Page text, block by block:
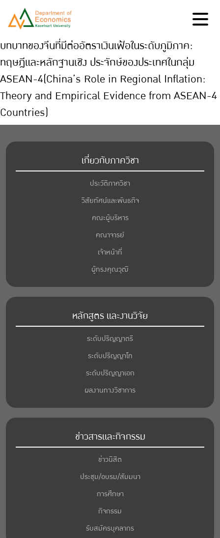
บทบาทของจีนที่มีต่ออัตราเงินเฟ้อในระดับภูมิภาค:
ทฤษฎีและหลักฐานเชิง ประจักษ์ของประเทศในกลุ่ม
ASEAN-4(China’s Role in Regional Inflation:
Theory and Empirical Evidence from ASEAN-4
Countries)
เกี่ยวกับภาควิชา
ประวัติภาควิชา
วิสัยทัศน์และพันธกิจ
คณะผู้บริหาร
คณาจารย์
เจ้าหน้าที่
ผู้ทรงคุณวุฒิ
หลักสูตร และงานวิจัย
ระดับปริญญาตรี
ระดับปริญญาโท
ระดับปริญญาเอก
ผลงานทางวิชาการ
ข่าวสารและกิจกรรม
ข่าวนิสิต
ประชุม/อบรม/สัมมนา
การศึกษา
กิจกรรม
รับสมัครบุคลากร